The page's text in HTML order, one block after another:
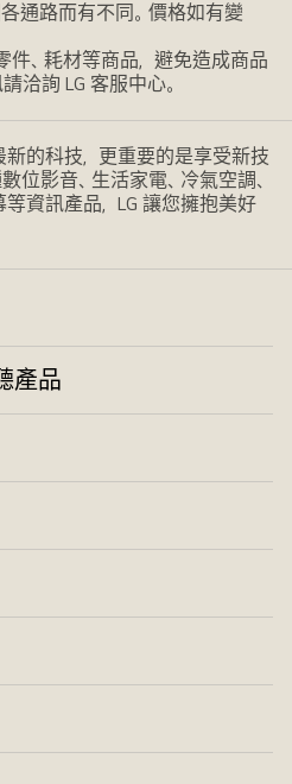
通路而有不同。價格如有變
件、耗材等商品，避免造成商品
洽詢 LG 客服中心。
的科技，更重要的是享受新技
位影音、生活家電、冷氣空調、
資訊產品，LG 讓您擁抱美好
產品